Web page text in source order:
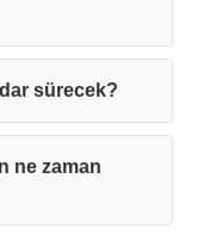
sürecek?
ne zaman